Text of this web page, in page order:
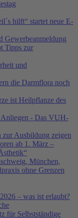
hilft“ startet neue E-
Gewerbeanmeldung
Tipps zur
und
die Darmflora noch
ist Heilpflanze des
Anliegen - Das VUH-
zur Ausbildung zeigen
ab 1. März –
München,
ohne Grenzen
– was ist erlaubt?
für Selbstständige